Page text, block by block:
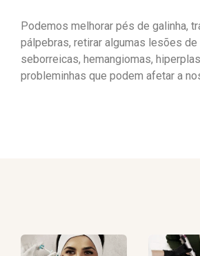
Podemos melhorar pés de galinha,
pálpebras, retirar algumas lesões
seborreicas, hemangiomas,
probleminhas que podem afetar a